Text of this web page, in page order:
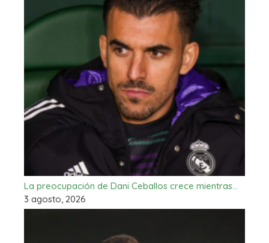
La preocupación de Dani Ceballos crece mientras…
3 agosto, 2026